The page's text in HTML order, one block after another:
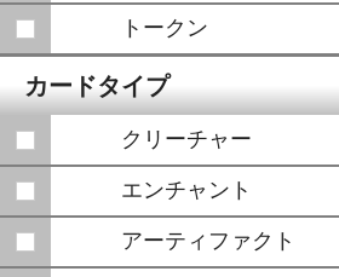
トークン
カードタイプ
クリーチャー
エンチャント
アーティファクト